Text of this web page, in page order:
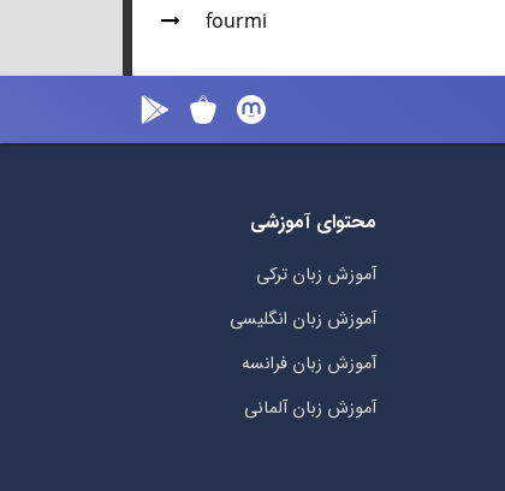
fourmi
محتوای آموزشی
آموزش زبان ترکی
آموزش زبان انگلیسی
آموزش زبان فرانسه
آموزش زبان آلمانی